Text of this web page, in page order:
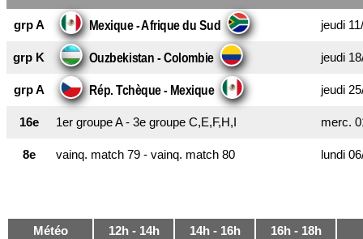
grp A Mexique - Afrique du Sud jeudi
grp K Ouzbekistan - Colombie jeudi
grp A Rép. Tchèque - Mexique jeudi
16e 1er groupe A - 3e groupe C,E,F,H,I merc.
8e vainq. match 79 - vainq. match 80 lundi
Météo 12h - 14h 14h - 16h 16h - 18h